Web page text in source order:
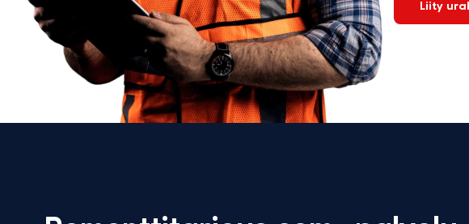
Liity